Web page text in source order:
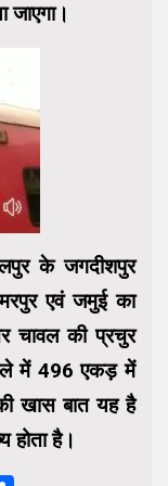
जाएगा।
के जगदीशपुर
एवं जमुई का
चावल की प्रचुर
में 496 एकड़ में
खास बात यह है
होता है।